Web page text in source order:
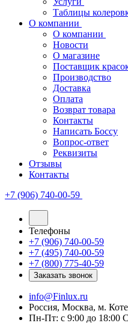
Таблицы
О компании
О компании
Новости
О магазине
Поставщик
Производство
Доставка
Оплата
Возврат товара
Контакты
Написать Боссу
Вопрос-ответ
Реквизиты
Отзывы
Контакты
+7 (906) 740-00-59
Телефоны
+7 (906) 740-00-59
+7 (495) 740-00-59
+7 (800) 775-40-59
Заказать звонок
info@Finlux.ru
Россия, Москва, м.
Пн-Пт: с 9:00 до 18:00